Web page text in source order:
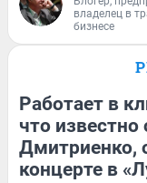
владелец в
бизнесе
Работает в
что известно
Дмитриенко,
концерте в